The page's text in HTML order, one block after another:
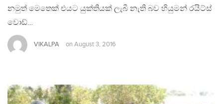
නමුත් මෙතෙක් එයට යුක්තියක් ලැබී නැති බව හියුමන් රයිට්ස්
වොඩ්…
VIKALPA on August 3, 2016